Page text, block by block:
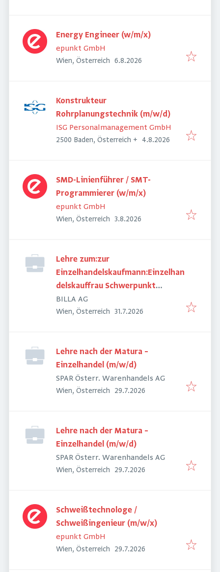
Energy Engineer (w/m/x)
epunkt GmbH
Wien, Österreich Veröffentlicht
6.8.2026
Konstrukteur
Rohrplanungstechnik (m/w/d)
ISG Personalmanagement GmbH
2500 Baden, Österreich + Veröffentlicht
4.8.2026
SMD-Linienführer / SMT-
Programmierer (w/m/x)
epunkt GmbH
Wien, Österreich Veröffentlicht
3.8.2026
Lehre zum:zur
Einzelhandelskaufmann:Einzelhan
delskauffrau Schwerpunkt
Lebensmittel
BILLA AG
Wien, Österreich Veröffentlicht
31.7.2026
Lehre nach der Matura –
Einzelhandel (m/w/d)
SPAR Österr. Warenhandels AG
Wien, Österreich Veröffentlicht
29.7.2026
Lehre nach der Matura –
Einzelhandel (m/w/d)
SPAR Österr. Warenhandels AG
Wien, Österreich Veröffentlicht
29.7.2026
Schweißtechnologe /
Schweißingenieur (m/w/x)
epunkt GmbH
Wien, Österreich Veröffentlicht
29.7.2026